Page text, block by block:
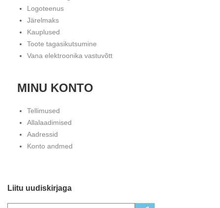
Logoteenus
Järelmaks
Kauplused
Toote tagasikutsumine
Vana elektroonika vastuvõtt
MINU KONTO
Tellimused
Allalaadimised
Aadressid
Konto andmed
Liitu uudiskirjaga